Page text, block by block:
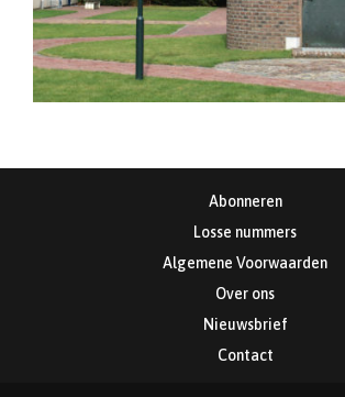
Abonneren
Losse nummers
Algemene Voorwaarden
Over ons
Nieuwsbrief
Contact